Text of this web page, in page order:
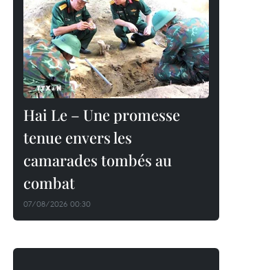
Hai Le – Une promesse
tenue envers les
camarades tombés au
combat
07/08/2026 00:30